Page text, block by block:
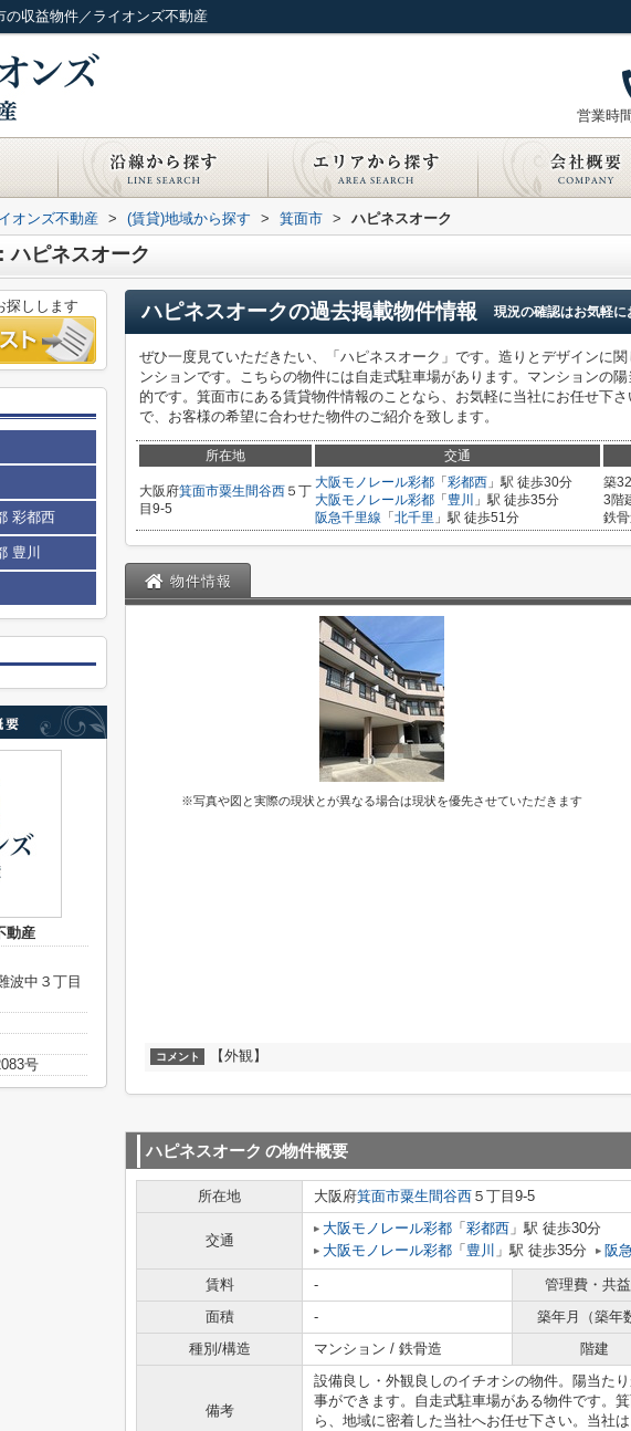
の収益物件／ライオンズ不動産
営業時
オンズ不動産 > (賃貸)地域から探す > 箕面市 > ハピネスオーク
ハピネスオーク
ハピネスオークの過去掲載物件情報 現況の確認はお気軽に
ぜひ一度見ていただきたい、「ハピネスオーク」です。造りとデザインに
ンションです。こちらの物件には自走式駐車場があります。マンションの
的です。箕面市にある賃貸物件情報のことなら、お気軽に当社にお任せ下
で、お客様の希望に合わせた物件のご紹介を致します。
所在地 交通
大阪府箕面市粟生間谷西 ５丁
目9-5
大阪モノレール彩都 「 彩都西 」駅 徒歩30分
大阪モノレール彩都 「 豊川
」駅 徒歩35分
阪急千里線 「 北千里 」駅 徒歩51分
築
3階
鉄
物件情報
※写真や図と実際の現状とが異なる場合は現状を優先させていただきます
コメント 【外観】
ハピネスオーク の物件概要
所在地 大阪府箕面市粟生間谷西 ５丁目9-5
交通
大阪モノレール彩都 「 彩都西 」駅 徒歩30分
大阪モノレール彩都 「 豊川 」駅 徒歩35分 阪
賃料 - 管理費・共
面積
- 築年月（築年
種別/構造
マンション / 鉄骨造 階建
備考
設備良し・外観良しのイチオシの物件。陽当た
事ができます。自走式駐車場がある物件です。
ら、地域に密着した当社へお任せ下さい。当社
探しします
彩都西
豊川
動産
波中３丁目
号